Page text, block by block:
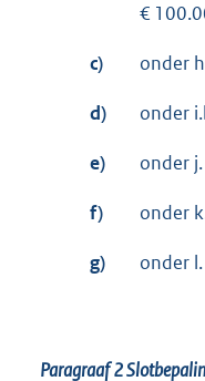
€
c) onder
d) onder
e) onder
f) onder
g) onder
Paragraaf 2